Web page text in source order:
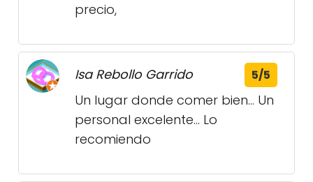
precio,
Isa Rebollo Garrido 5/5
Un lugar donde comer bien... Un
personal excelente... Lo
recomiendo